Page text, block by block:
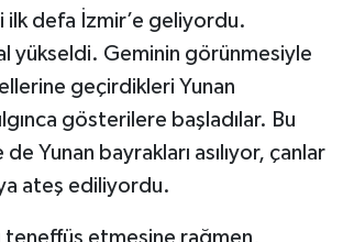
ilk defa İzmir’e geliyordu.
yükseldi. Geminin görünmesiyle
geçirdikleri Yunan
gösterilere başladılar. Bu
Yunan bayrakları asılıyor, çanlar
ateş ediliyordu.
teneffüs etmesine rağmen,